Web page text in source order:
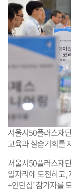
서울시50플러스재
교육과 실습기회를
서울시50플러스재
일자리에 도전하고,
+인턴십’ 참가자를